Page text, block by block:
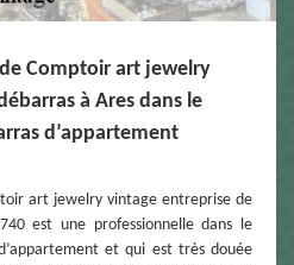
Comptoir art jewelry
à Ares dans le
d’appartement
art jewelry vintage entreprise de
est une professionnelle dans le
et qui est très douée